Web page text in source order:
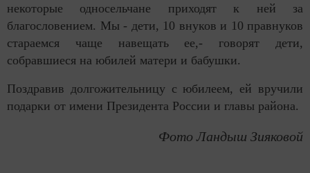
некоторые односельчане приходят к ней за
благословением. Мы - дети, 10 внуков и 10 правнуков
стараемся чаще навещать ее,- говорят дети,
собравшиеся на юбилей матери и бабушки.
Поздравив долгожительницу с юбилеем, ей вручили
подарки от имени Президента России и главы района.
Фото Ландыш Зияковой